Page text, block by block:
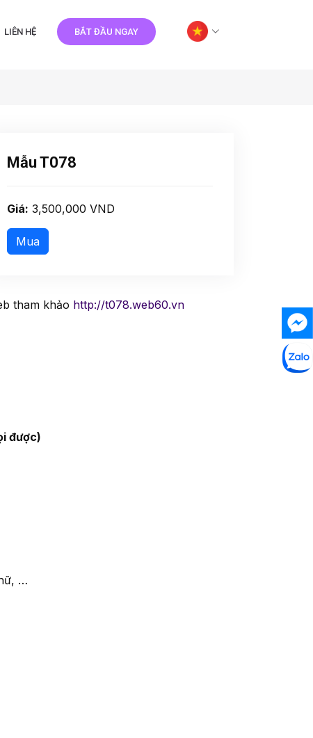
LIÊN HỆ BẮT ĐẦU NGAY
Mẫu T078
Giá: 3,500,000 VND
tham khảo http://t078.web60.vn
được)
…